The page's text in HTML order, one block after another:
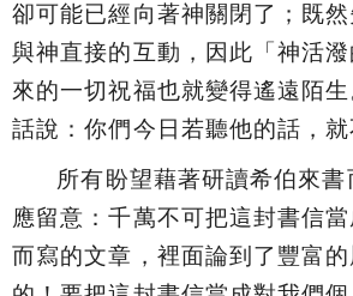
卻可能已經向著神關閉了；既
與神直接的互動，因此「神活
來的一切祝福也就變得遙遠陌生
話說：你們今日若聽他的話，
所有盼望藉著研讀希伯來
應留意：千萬不可把這封書信
而寫的文章，裡面論到了豐富